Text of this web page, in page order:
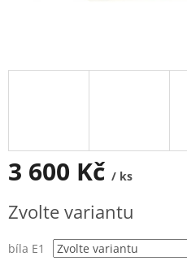
3 600 Kč / ks
cena:
Zvolte variantu
bíla E1